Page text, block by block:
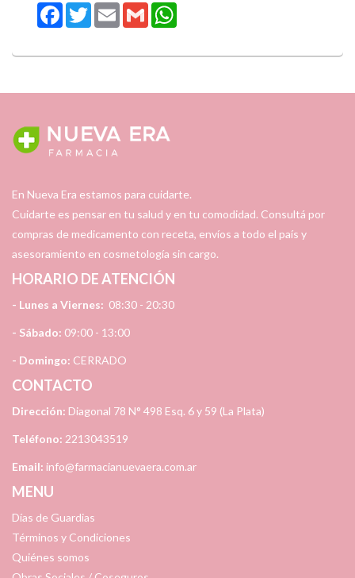
FacebookTwitterEmail Gmail
En Nueva Era estamos para cuidarte.
Cuidarte es pensar en tu salud y en tu comodidad. Consultá por
compras de medicamento con receta, envíos a todo el país y
asesoramiento en cosmetología sin cargo.
HORARIO DE ATENCIÓN
- Lunes a Viernes: 08:30 - 20:30
- Sábado: 09:00 - 13:00
- Domingo: CERRADO
CONTACTO
Dirección: Diagonal 78 N° 498 Esq. 6 y 59 (La Plata)
Teléfono: 2213043519
Email: info@farmacianuevaera.com.ar
MENU
Días de Guardias
Términos y Condiciones
Quiénes somos